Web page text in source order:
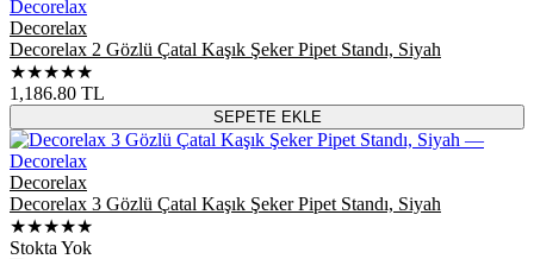
Decorelax
Decorelax 2 Gözlü Çatal Kaşık Şeker Pipet Standı, Siyah
★★★★★
1,186.80 TL
SEPETE EKLE
Decorelax
Decorelax 3 Gözlü Çatal Kaşık Şeker Pipet Standı, Siyah
★★★★★
Stokta Yok